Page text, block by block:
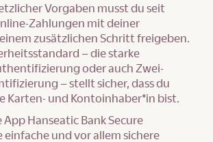
Vorgaben musst du seit
Zahlungen mit deiner
zusätzlichen Schritt freigeben.
– die starke
oder auch Zwei-
– stellt sicher, dass du
Karten- und Kontoinhaber*in bist.
App Hanseatic Bank Secure
und vor allem sichere